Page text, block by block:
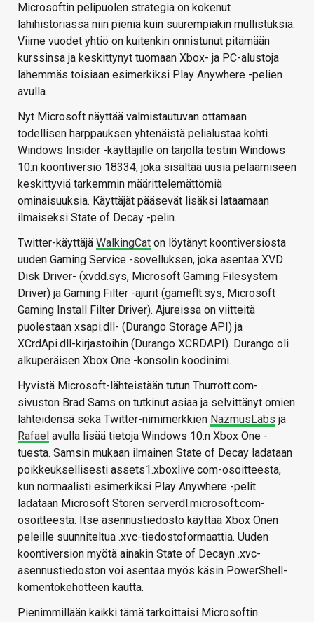
Microsoftin pelipuolen strategia on kokenut
lähihistoriassa niin pieniä kuin suurempiakin mullistuksia.
Viime vuodet yhtiö on kuitenkin onnistunut pitämään
kurssinsa ja keskittynyt tuomaan Xbox- ja PC-alustoja
lähemmäs toisiaan esimerkiksi Play Anywhere -pelien
avulla.
Nyt Microsoft näyttää valmistautuvan ottamaan
todellisen harppauksen yhtenäistä pelialustaa kohti.
Windows Insider -käyttäjille on tarjolla testiin Windows
10:n koontiversio 18334, joka sisältää uusia pelaamiseen
keskittyviä tarkemmin määrittelemättömiä
ominaisuuksia. Käyttäjät pääsevät lisäksi lataamaan
ilmaiseksi State of Decay -pelin.
Twitter-käyttäjä WalkingCat on löytänyt koontiversiosta
uuden Gaming Service -sovelluksen, joka asentaa XVD
Disk Driver- (xvdd.sys, Microsoft Gaming Filesystem
Driver) ja Gaming Filter -ajurit (gameflt.sys, Microsoft
Gaming Install Filter Driver). Ajureissa on viitteitä
puolestaan xsapi.dll- (Durango Storage API) ja
XCrdApi.dll-kirjastoihin (Durango XCRDAPI). Durango oli
alkuperäisen Xbox One -konsolin koodinimi.
Hyvistä Microsoft-lähteistään tutun Thurrott.com-
sivuston Brad Sams on tutkinut asiaa ja selvittänyt omien
lähteidensä sekä Twitter-nimimerkkien NazmusLabs ja
Rafael avulla lisää tietoja Windows 10:n Xbox One -
tuesta. Samsin mukaan ilmainen State of Decay ladataan
poikkeuksellisesti assets1.xboxlive.com-osoitteesta,
kun normaalisti esimerkiksi Play Anywhere -pelit
ladataan Microsoft Storen serverdl.microsoft.com-
osoitteesta. Itse asennustiedosto käyttää Xbox Onen
peleille suunniteltua .xvc-tiedostoformaattia. Uuden
koontiversion myötä ainakin State of Decayn .xvc-
asennustiedoston voi asentaa myös käsin PowerShell-
komentokehotteen kautta.
Pienimmillään kaikki tämä tarkoittaisi Microsoftin